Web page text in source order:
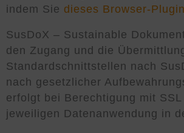
indem Sie dieses Browser-Plugin
SusDoX – Sustainable
den Zugang und die
Standardschnittstellen nach
nach gesetzlicher
erfolgt bei Berechtigung mit
jeweiligen Datenanwendung in